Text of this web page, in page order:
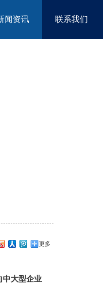
闻资讯 联系我们
更多
中大型企业